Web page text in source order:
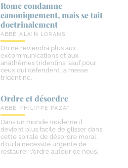
Rome condamne
canoniquement, mais se tait
doctrinalement
ABBÉ ALAIN LORANS
On ne reviendra plus aux
excommunications et aux
anathèmes tridentins, sauf pour
ceux qui défendent la messe
tridentine.
Ordre et désordre
ABBÉ PHILIPPE PAZAT
Dans un monde moderne il
devient plus facile de glisser dans
cette spirale de désordre moral,
d’où la nécessité urgente de
restaurer l’ordre autour de nous.